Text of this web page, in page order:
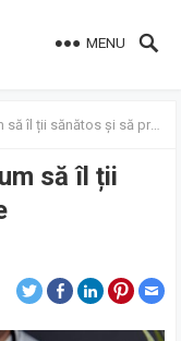
MENU
și să previi bolile degenerative
să îl ții